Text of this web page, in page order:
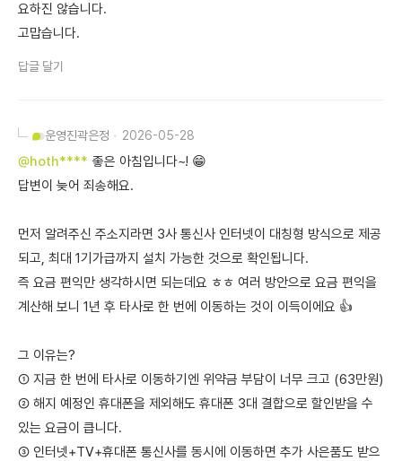
요하진 않습니다.
고맙습니다.
답글 달기
운영진곽은정 2026-05-28
@hoth**** 좋은 아침입니다~! 😁
답변이 늦어 죄송해요.
먼저 알려주신 주소지라면 3사 통신사 인터넷이 대칭형 방식으로 제공
되고, 최대 1기가급까지 설치 가능한 것으로 확인됩니다.
즉 요금 편익만 생각하시면 되는데요 ㅎㅎ 여러 방안으로 요금 편익을
계산해 보니 1년 후 타사로 한 번에 이동하는 것이 이득이에요 👍
그 이유는?
① 지금 한 번에 타사로 이동하기엔 위약금 부담이 너무 크고 (63만원)
② 해지 예정인 휴대폰을 제외해도 휴대폰 3대 결합으로 할인받을 수
있는 요금이 큽니다.
③ 인터넷+TV+휴대폰 통신사를 동시에 이동하면 추가 사은품도 받으